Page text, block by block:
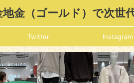
金（ゴールド）で次世
Twitter Instagram